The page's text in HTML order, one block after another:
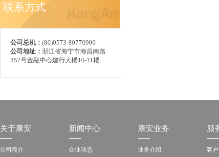
联系方式
公司总机： (86)0573-80770900
公司地址： 浙江省海宁市海昌南路
357号金融中心建行大楼10-11楼
关于康安
公司简介
新闻中心
企业动态
康安业务
业务介绍
服
客